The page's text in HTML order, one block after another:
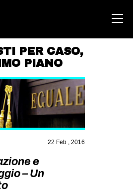
HOME
ABOUT
AREA
FREESTYLE
LAMBRETTA
MSM
PER CASO,
PIANO
22 Feb , 2016
e
– Un